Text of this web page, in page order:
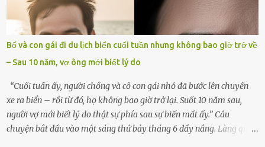
ngày giỗ đầu tiên của vợ, 49 ngày sau khi cô ấy rời xa tôi mãi
mãi.Buổi sáng hôm đó, sau khi cúng cơm xong, tôi quyết định lên
sắp xếp lại bàn thờ vợ. Mọi thứ vẫn như mọi ngày, nhưng có điều gì
đó kỳ lạ mà tôi không thể giải thích được. Trong khoảnh khắc tôi
cúi xuống lau chùi bát hương, một luồng gió lạ thoáng qua, khiến
tôi giật mình. Và rồi, một chuyện kinh...
Bố và con gái đi du lịch biển cuối tuần nhưng không bao giờ trở về
– Sau 10 năm, vợ ông mới biết lý do
“Cuối tuần ấy, người chồng và cô con gái nhỏ đã bước lên chuyến
xe ra biển – rồi từ đó, họ không bao giờ trở lại. Suốt 10 năm sau,
người vợ mới biết lý do thật sự phía sau sự biến mất ấy.” Câu
chuyện bắt đầu vào một sáng thứ bảy tháng 6 đầy nắng. Làng quê